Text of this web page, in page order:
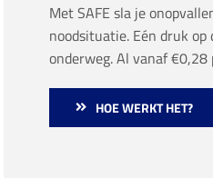
Met SAFE sla je
noodsituatie. Eén druk op
onderweg. Al vanaf €0,28
HOE WERKT HET?